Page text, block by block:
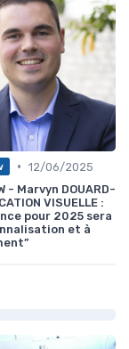
• 12/06/2025
- Marvyn DOUARD-
VISUELLE :
pour 2025 sera
et à